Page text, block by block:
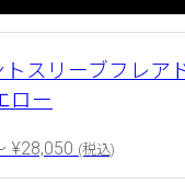
スリーブフレア
ロー
¥28,050 (税込)